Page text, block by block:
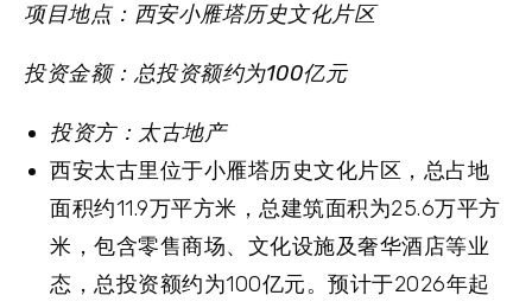
项目地点：西安小雁塔历史文化片区
投资金额：总投资额约为100亿元
投资方：太古地产
西安太古里位于小雁塔历史文化片区，总占地
面积约11.9万平方米，总建筑面积为25.6万平方
米，包含零售商场、文化设施及奢华酒店等业
态，总投资额约为100亿元。预计于2026年起